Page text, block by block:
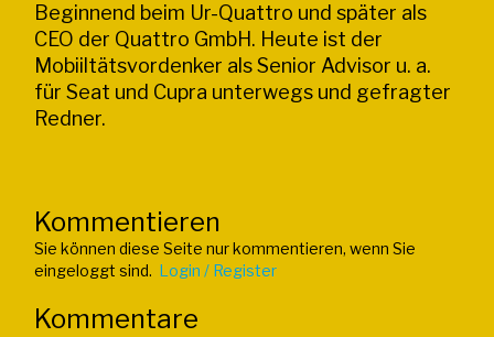
Beginnend beim Ur-Quattro und später als
CEO der Quattro GmbH. Heute ist der
Mobiiltätsvordenker als Senior Advisor u. a.
für Seat und Cupra unterwegs und gefragter
Redner.
Kommentieren
Sie können diese Seite nur kommentieren, wenn Sie
eingeloggt sind. Login / Register
Kommentare